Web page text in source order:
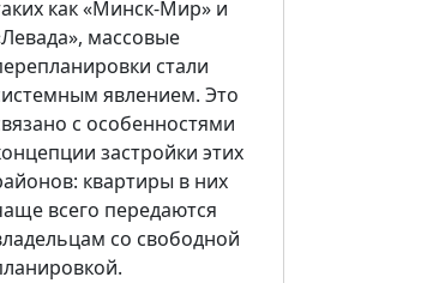
как «Минск-Мир» и
массовые
стали
явлением. Это
с особенностями
застройки этих
квартиры в них
всего передаются
со свободной